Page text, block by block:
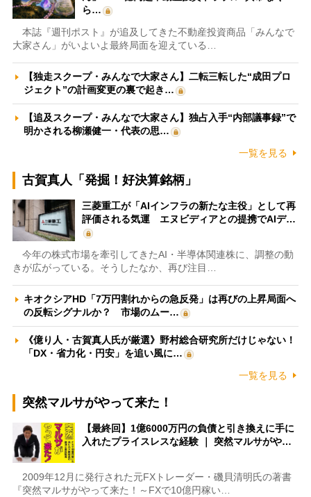
ら…
本誌『週刊ポスト』が追及してきた不動産投資商品「みんなで
大家さん」がいよいよ最終局面を迎えている…
【独走スクープ・みんなで大家さん】二転三転した“成田プロ
ジェクト”の計画変更の裏で起き…
【追及スクープ・みんなで大家さん】独占入手“内部議事録”で
明かされる柳瀬健一・代表の思…
一覧を見る
古賀真人「発掘！好決算銘柄」
三菱重工が「AIインフラの新たな主役」として再
評価される気運 エヌビディアとの提携でAIデ…
今年の株式市場を牽引してきたAI・半導体関連株に、調整の動
きが広がっている。そうしたなか、再び注目…
キオクシアHD「7万円割れからの急反発」は再びの上昇局面へ
の反転シグナルか？ 市場のムー…
《億り人・古賀真人氏が厳選》野村総合研究所だけじゃない！
「DX・省力化・円安」を追い風に…
一覧を見る
突然マルサがやって来た！
【最終回】1億6000万円の負債と引き換えに手に
入れたプライスレスな経験 ｜ 突然マルサがや…
2009年12月に発行された元FXトレーダー・磯貝清明氏の著書
『突然マルサがやって来た！～FXで10億円稼い…